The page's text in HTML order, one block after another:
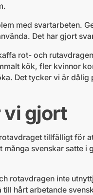
med svartarbeten.
Det har gjort
rot- och
kök, fler kvinnor
Det tycker vi är dålig
vi gjort
tillfälligt för
många svenskar satte
rotavdragen inte
hårt arbetande